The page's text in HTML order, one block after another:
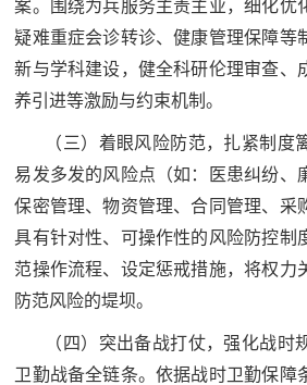
范
退
役
军
人
风
退
役
退
案。围绕为兵服务主责主业，细化优
疑难重症会诊转诊、健康管理保障等
新与学科建设，健全科研伦理审查、
养引进等激励与约束机制。
（三）着眼风险防范，扎紧制度
易发多发的风险点（如：医患纠纷、
保密管理、物资管理、合同管理、采
具有针对性、可操作性的风险防控制
范操作流程、设定惩戒措施，将权力
防范风险的堤坝。
（四）突出备战打仗，强化战时
卫勤战备全链条。依据战时卫勤保障